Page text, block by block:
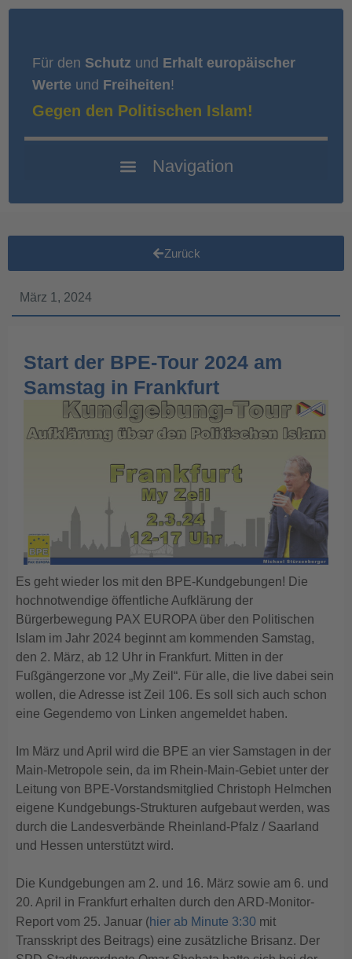
Für den Schutz und Erhalt europäischer
Werte und Freiheiten!
Gegen den Politischen Islam!
Zurück
März 1, 2024
Start der BPE-Tour 2024 am
Samstag in Frankfurt
Es geht wieder los mit den BPE-Kundgebungen! Die
hochnotwendige öffentliche Aufklärung der
Bürgerbewegung PAX EUROPA über den Politischen
Islam im Jahr 2024 beginnt am kommenden Samstag,
den 2. März, ab 12 Uhr in Frankfurt. Mitten in der
Fußgängerzone vor „My Zeil“. Für alle, die live dabei sein
wollen, die Adresse ist Zeil 106. Es soll sich auch schon
eine Gegendemo von Linken angemeldet haben.
Im März und April wird die BPE an vier Samstagen in der
Main-Metropole sein, da im Rhein-Main-Gebiet unter der
Leitung von BPE-Vorstandsmitglied Christoph Helmchen
eigene Kundgebungs-Strukturen aufgebaut werden, was
durch die Landesverbände Rheinland-Pfalz / Saarland
und Hessen unterstützt wird.
Die Kundgebungen am 2. und 16. März sowie am 6. und
20. April in Frankfurt erhalten durch den ARD-Monitor-
Report vom 25. Januar (hier ab Minute 3:30 mit
Transskript des Beitrags) eine zusätzliche Brisanz. Der